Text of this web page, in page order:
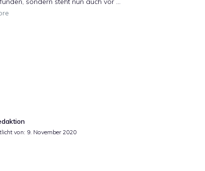
von: 9. November 2020